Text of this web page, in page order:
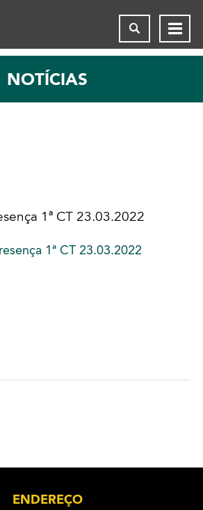
NOTÍCIAS
1ª CT 23.03.2022
1ª CT 23.03.2022
ENDEREÇO